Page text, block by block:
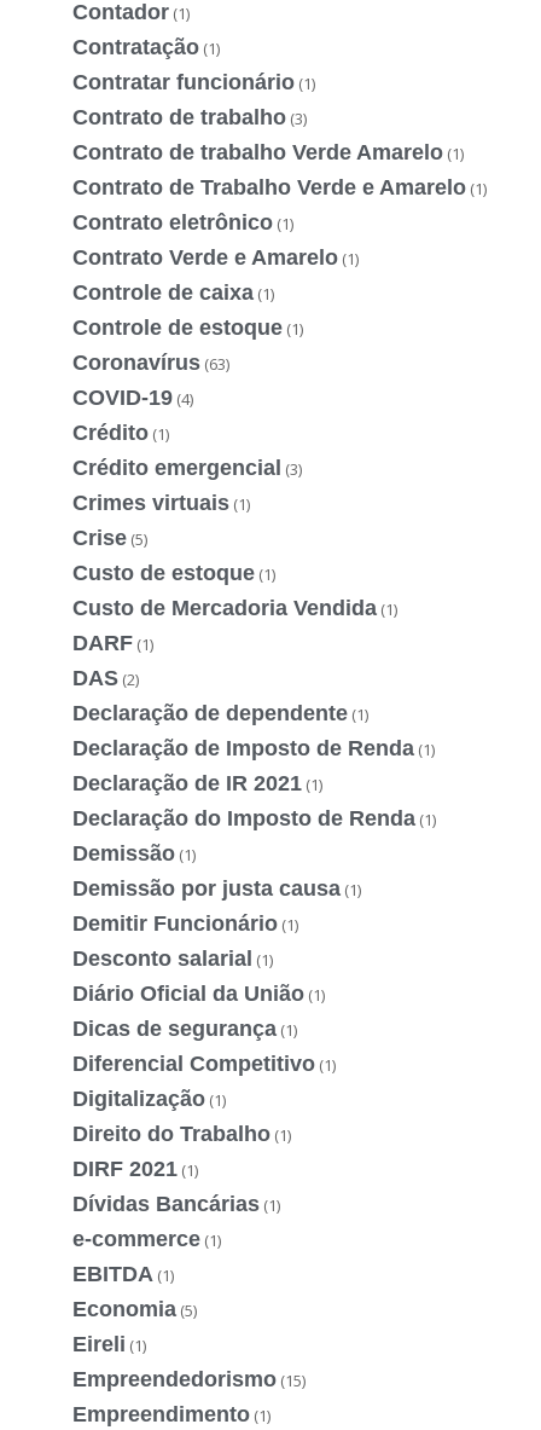
Contador (1)
Contratação (1)
Contratar funcionário (1)
Contrato de trabalho (3)
Contrato de trabalho Verde Amarelo (1)
Contrato de Trabalho Verde e Amarelo (1)
Contrato eletrônico (1)
Contrato Verde e Amarelo (1)
Controle de caixa (1)
Controle de estoque (1)
Coronavírus (63)
COVID-19 (4)
Crédito (1)
Crédito emergencial (3)
Crimes virtuais (1)
Crise (5)
Custo de estoque (1)
Custo de Mercadoria Vendida (1)
DARF (1)
DAS (2)
Declaração de dependente (1)
Declaração de Imposto de Renda (1)
Declaração de IR 2021 (1)
Declaração do Imposto de Renda (1)
Demissão (1)
Demissão por justa causa (1)
Demitir Funcionário (1)
Desconto salarial (1)
Diário Oficial da União (1)
Dicas de segurança (1)
Diferencial Competitivo (1)
Digitalização (1)
Direito do Trabalho (1)
DIRF 2021 (1)
Dívidas Bancárias (1)
e-commerce (1)
EBITDA (1)
Economia (5)
Eireli (1)
Empreendedorismo (15)
Empreendimento (1)